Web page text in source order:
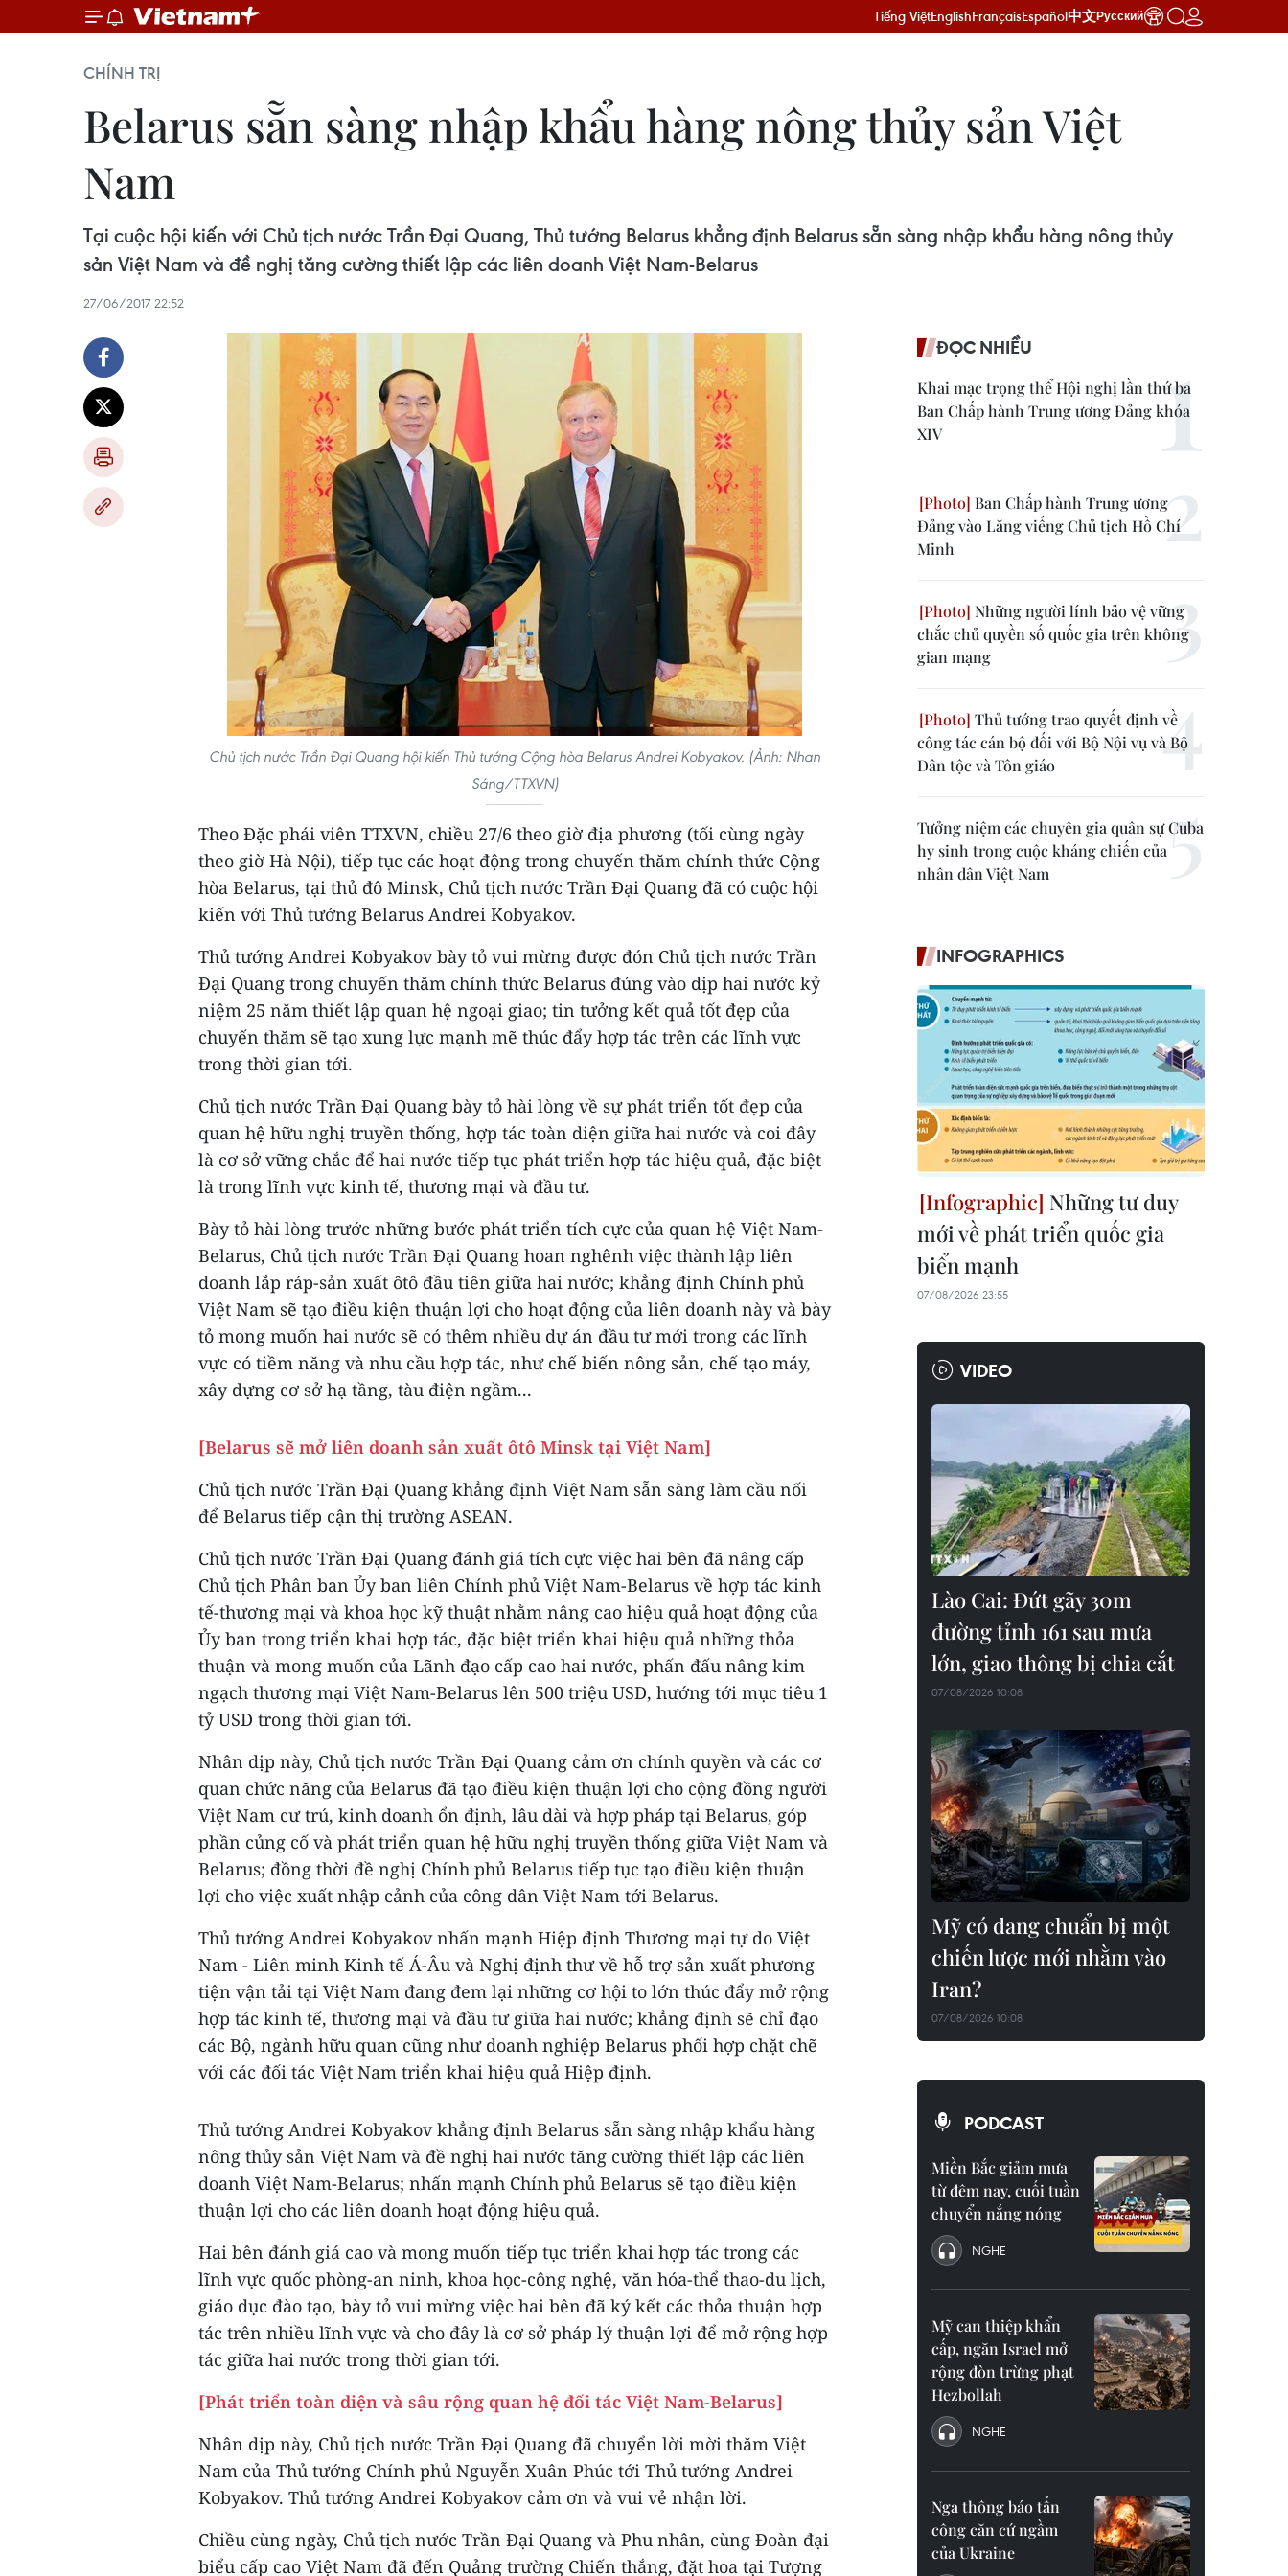
Tiếng ViệtEnglishFrançaisEspañol中文Русский
CHÍNH TRỊ
Belarus sẵn sàng nhập khẩu hàng nông thủy sản Việt
Nam
Tại cuộc hội kiến với Chủ tịch nước Trần Đại Quang, Thủ tướng Belarus khẳng định Belarus sẵn sàng nhập khẩu hàng nông thủy
sản Việt Nam và đề nghị tăng cường thiết lập các liên doanh Việt Nam-Belarus
27/06/2017 22:52
Chủ tịch nước Trần Đại Quang hội kiến Thủ tướng Cộng hòa Belarus Andrei Kobyakov. (Ảnh: Nhan
Sáng/TTXVN)
Theo Đặc phái viên TTXVN, chiều 27/6 theo giờ địa phương (tối cùng ngày
theo giờ Hà Nội), tiếp tục các hoạt động trong chuyến thăm chính thức Cộng
hòa Belarus, tại thủ đô Minsk, Chủ tịch nước Trần Đại Quang đã có cuộc hội
kiến với Thủ tướng Belarus Andrei Kobyakov.
Thủ tướng Andrei Kobyakov bày tỏ vui mừng được đón Chủ tịch nước Trần
Đại Quang trong chuyến thăm chính thức Belarus đúng vào dịp hai nước kỷ
niệm 25 năm thiết lập quan hệ ngoại giao; tin tưởng kết quả tốt đẹp của
chuyến thăm sẽ tạo xung lực mạnh mẽ thúc đẩy hợp tác trên các lĩnh vực
trong thời gian tới.
Chủ tịch nước Trần Đại Quang bày tỏ hài lòng về sự phát triển tốt đẹp của
quan hệ hữu nghị truyền thống, hợp tác toàn diện giữa hai nước và coi đây
là cơ sở vững chắc để hai nước tiếp tục phát triển hợp tác hiệu quả, đặc biệt
là trong lĩnh vực kinh tế, thương mại và đầu tư.
Bày tỏ hài lòng trước những bước phát triển tích cực của quan hệ Việt Nam-
Belarus, Chủ tịch nước Trần Đại Quang hoan nghênh việc thành lập liên
doanh lắp ráp-sản xuất ôtô đầu tiên giữa hai nước; khẳng định Chính phủ
Việt Nam sẽ tạo điều kiện thuận lợi cho hoạt động của liên doanh này và bày
tỏ mong muốn hai nước sẽ có thêm nhiều dự án đầu tư mới trong các lĩnh
vực có tiềm năng và nhu cầu hợp tác, như chế biến nông sản, chế tạo máy,
xây dựng cơ sở hạ tầng, tàu điện ngầm...
[Belarus sẽ mở liên doanh sản xuất ôtô Minsk tại Việt Nam]
Chủ tịch nước Trần Đại Quang khẳng định Việt Nam sẵn sàng làm cầu nối
để Belarus tiếp cận thị trường ASEAN.
Chủ tịch nước Trần Đại Quang đánh giá tích cực việc hai bên đã nâng cấp
Chủ tịch Phân ban Ủy ban liên Chính phủ Việt Nam-Belarus về hợp tác kinh
tế-thương mại và khoa học kỹ thuật nhằm nâng cao hiệu quả hoạt động của
Ủy ban trong triển khai hợp tác, đặc biệt triển khai hiệu quả những thỏa
thuận và mong muốn của Lãnh đạo cấp cao hai nước, phấn đấu nâng kim
ngạch thương mại Việt Nam-Belarus lên 500 triệu USD, hướng tới mục tiêu 1
tỷ USD trong thời gian tới.
Nhân dịp này, Chủ tịch nước Trần Đại Quang cảm ơn chính quyền và các cơ
quan chức năng của Belarus đã tạo điều kiện thuận lợi cho cộng đồng người
Việt Nam cư trú, kinh doanh ổn định, lâu dài và hợp pháp tại Belarus, góp
phần củng cố và phát triển quan hệ hữu nghị truyền thống giữa Việt Nam và
Belarus; đồng thời đề nghị Chính phủ Belarus tiếp tục tạo điều kiện thuận
lợi cho việc xuất nhập cảnh của công dân Việt Nam tới Belarus.
Thủ tướng Andrei Kobyakov nhấn mạnh Hiệp định Thương mại tự do Việt
Nam - Liên minh Kinh tế Á-Âu và Nghị định thư về hỗ trợ sản xuất phương
tiện vận tải tại Việt Nam đang đem lại những cơ hội to lớn thúc đẩy mở rộng
hợp tác kinh tế, thương mại và đầu tư giữa hai nước; khẳng định sẽ chỉ đạo
các Bộ, ngành hữu quan cũng như doanh nghiệp Belarus phối hợp chặt chẽ
với các đối tác Việt Nam triển khai hiệu quả Hiệp định.
Thủ tướng Andrei Kobyakov khẳng định Belarus sẵn sàng nhập khẩu hàng
nông thủy sản Việt Nam và đề nghị hai nước tăng cường thiết lập các liên
doanh Việt Nam-Belarus; nhấn mạnh Chính phủ Belarus sẽ tạo điều kiện
thuận lợi cho các liên doanh hoạt động hiệu quả.
Hai bên đánh giá cao và mong muốn tiếp tục triển khai hợp tác trong các
lĩnh vực quốc phòng-an ninh, khoa học-công nghệ, văn hóa-thể thao-du lịch,
giáo dục đào tạo, bày tỏ vui mừng việc hai bên đã ký kết các thỏa thuận hợp
tác trên nhiều lĩnh vực và cho đây là cơ sở pháp lý thuận lợi để mở rộng hợp
tác giữa hai nước trong thời gian tới.
[Phát triển toàn diện và sâu rộng quan hệ đối tác Việt Nam-Belarus]
Nhân dịp này, Chủ tịch nước Trần Đại Quang đã chuyển lời mời thăm Việt
Nam của Thủ tướng Chính phủ Nguyễn Xuân Phúc tới Thủ tướng Andrei
Kobyakov. Thủ tướng Andrei Kobyakov cảm ơn và vui vẻ nhận lời.
Chiều cùng ngày, Chủ tịch nước Trần Đại Quang và Phu nhân, cùng Đoàn đại
biểu cấp cao Việt Nam đã đến Quảng trường Chiến thắng, đặt hoa tại Tượng
ĐỌC NHIỀU
Khai mạc trọng thể Hội nghị lần thứ ba
Ban Chấp hành Trung ương Đảng khóa
XIV
Ban Chấp hành Trung ương
Đảng vào Lăng viếng Chủ tịch Hồ Chí
Minh
Những người lính bảo vệ vững
chắc chủ quyền số quốc gia trên không
gian mạng
Thủ tướng trao quyết định về
công tác cán bộ đối với Bộ Nội vụ và Bộ
Dân tộc và Tôn giáo
Tưởng niệm các chuyên gia quân sự Cuba
hy sinh trong cuộc kháng chiến của
nhân dân Việt Nam
INFOGRAPHICS
Những tư duy
mới về phát triển quốc gia
biển mạnh
07/08/2026 23:55
VIDEO
Lào Cai: Đứt gãy 30m
đường tỉnh 161 sau mưa
lớn, giao thông bị chia cắt
07/08/2026 10:08
Mỹ có đang chuẩn bị một
chiến lược mới nhằm vào
Iran?
07/08/2026 10:08
PODCAST
Miền Bắc giảm mưa
từ đêm nay, cuối tuần
chuyển nắng nóng
NGHE
Mỹ can thiệp khẩn
cấp, ngăn Israel mở
rộng đòn trừng phạt
Hezbollah
NGHE
Nga thông báo tấn
công căn cứ ngầm
của Ukraine